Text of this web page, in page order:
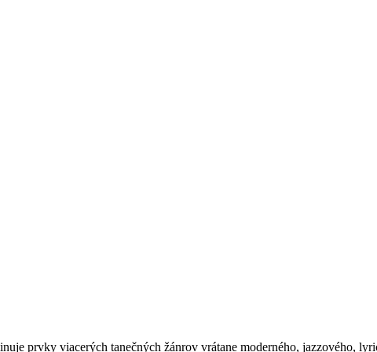
prvky viacerých tanečných žánrov vrátane moderného, ​​jazzového,